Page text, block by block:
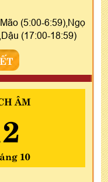
(5:00-6:59),Ngọ
(17:00-18:59)
ÂM
10